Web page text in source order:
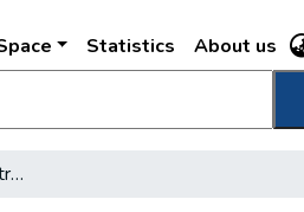
Statistics About us
[Havas erdőrészlet épületrommal] [Snowy forest with ruins of a building]